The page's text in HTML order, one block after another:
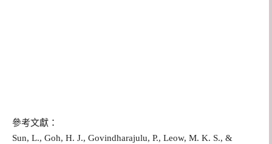
參考文獻：
Sun, L., Goh, H. J., Govindharajulu, P., Leow, M. K. S., &